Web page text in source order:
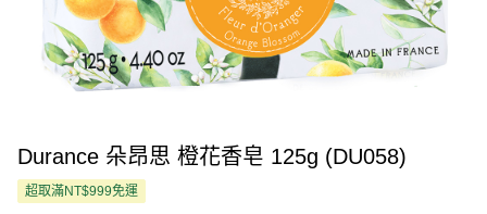
Durance 朵昂思 橙花香皂 125g (DU058)
超取滿NT$999免運